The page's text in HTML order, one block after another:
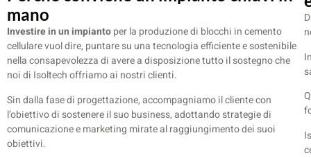
mano
Investire in un impiantoper la produzione di blocchi in cemento
cellulare vuol dire, puntare su una tecnologia efficiente e sostenibile
nella consapevolezza di avere a disposizione tutto il sostegno che
noi di Isoltech offriamo ai nostri clienti.
Sin dalla fase di progettazione, accompagniamo il cliente con
l’obiettivo di sostenere il suo business, adottando strategie di
comunicazione e marketing mirate al raggiungimento dei suoi
obiettivi.